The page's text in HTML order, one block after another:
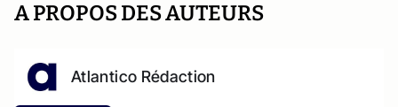
A PROPOS DES AUTEURS
Atlantico Rédaction